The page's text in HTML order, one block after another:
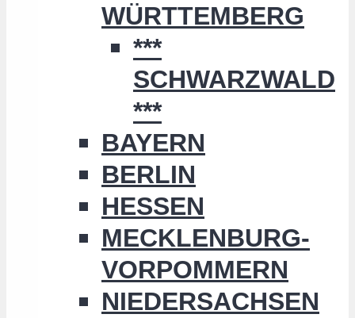
WÜRTTEMBERG
***
SCHWARZWALD
***
BAYERN
BERLIN
HESSEN
MECKLENBURG-
VORPOMMERN
NIEDERSACHSEN